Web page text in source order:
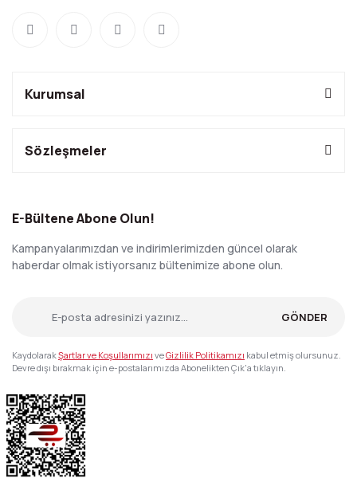
Kurumsal
Sözleşmeler
E-Bültene Abone Olun!
Kampanyalarımızdan ve indirimlerimizden güncel olarak
haberdar olmak istiyorsanız bültenimize abone olun.
GÖNDER
KaydolarakŞartlar ve Koşullarımızı veGizlilik Politikamızı kabul etmiş olursunuz.
Devre dışı bırakmak için e-postalarımızda Abonelikten Çık'a tıklayın.